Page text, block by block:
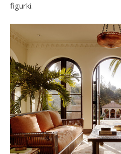
figurki.